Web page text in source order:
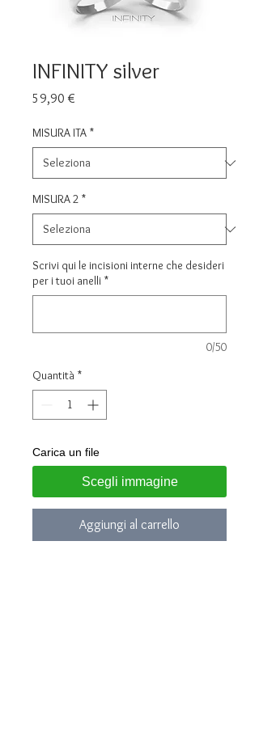
INFINITY silver
59,90 €
MISURA ITA *
MISURA 2 *
Scrivi qui le incisioni interne che desideri
per i tuoi anelli *
0/50
Quantità *
Carica un file
Scegli immagine
Aggiungi al carrello